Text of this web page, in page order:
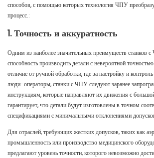
способов, с помощью которых технология ЧПУ
процесс.:
1. Точность и аккуратность
Одним из наиболее значительных преимуществ станков
способность производить детали с невероятной
отличие от ручной обработки, где за настройку и
люди-операторы, станки с ЧПУ следуют заранее
инструкциям, которые направляют их движения с
гарантирует, что детали будут изготовлены в точном
спецификациями с минимальными отклонениями
Для отраслей, требующих жестких допусков, таких как
промышленность или производство медицинского
предлагают уровень точности, которого невозможно